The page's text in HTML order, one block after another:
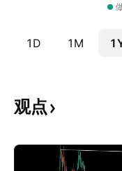
1D 1M
观点